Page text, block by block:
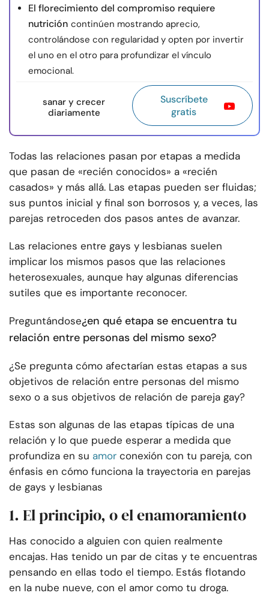
El florecimiento del compromiso requiere
nutrición continúen mostrando aprecio,
controlándose con regularidad y opten por invertir
el uno en el otro para profundizar el vínculo
emocional.
sanar y crecer
diariamente
Suscríbete
gratis
Todas las relaciones pasan por etapas a medida
que pasan de «recién conocidos» a «recién
casados» y más allá. Las etapas pueden ser fluidas;
sus puntos inicial y final son borrosos y, a veces, las
parejas retroceden dos pasos antes de avanzar.
Las relaciones entre gays y lesbianas suelen
implicar los mismos pasos que las relaciones
heterosexuales, aunque hay algunas diferencias
sutiles que es importante reconocer.
Preguntándose¿en qué etapa se encuentra tu
relación entre personas del mismo sexo?
¿Se pregunta cómo afectarían estas etapas a sus
objetivos de relación entre personas del mismo
sexo o a sus objetivos de relación de pareja gay?
Estas son algunas de las etapas típicas de una
relación y lo que puede esperar a medida que
profundiza en su amor conexión con tu pareja, con
énfasis en cómo funciona la trayectoria en parejas
de gays y lesbianas
1. El principio, o el enamoramiento
Has conocido a alguien con quien realmente
encajas. Has tenido un par de citas y te encuentras
pensando en ellas todo el tiempo. Estás flotando
en la nube nueve, con el amor como tu droga.